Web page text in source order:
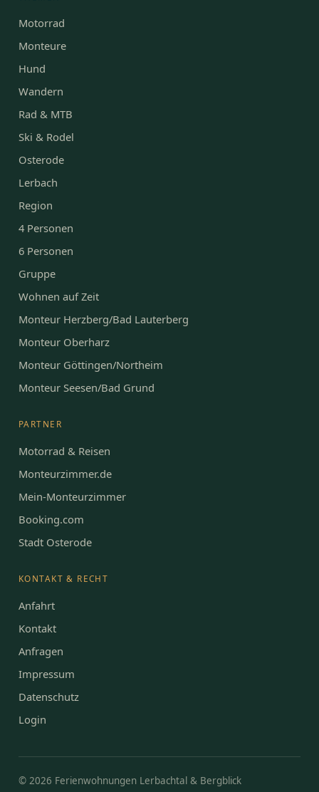
Motorrad
Monteure
Hund
Wandern
Rad & MTB
Ski & Rodel
Osterode
Lerbach
Region
4 Personen
6 Personen
Gruppe
Wohnen auf Zeit
Monteur Herzberg/Bad Lauterberg
Monteur Oberharz
Monteur Göttingen/Northeim
Monteur Seesen/Bad Grund
PARTNER
Motorrad & Reisen
Monteurzimmer.de
Mein-Monteurzimmer
Booking.com
Stadt Osterode
KONTAKT & RECHT
Anfahrt
Kontakt
Anfragen
Impressum
Datenschutz
Login
© 2026 Ferienwohnungen Lerbachtal & Bergblick